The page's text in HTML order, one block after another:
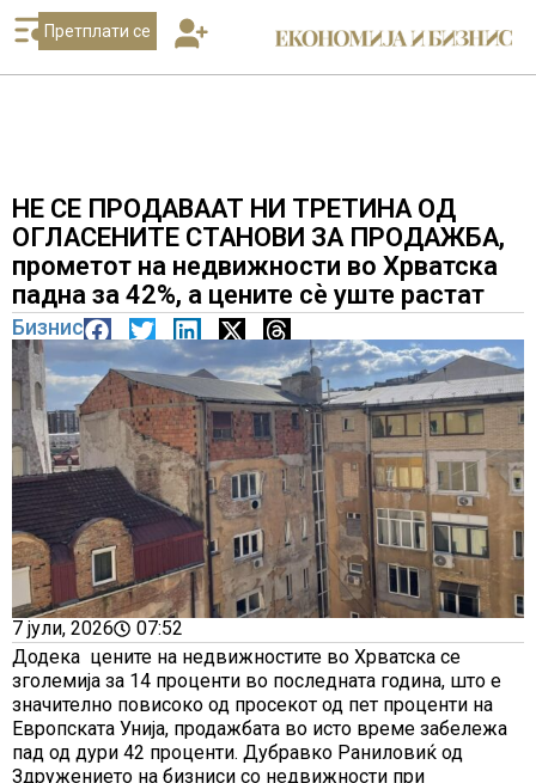
Претплати се
НЕ СЕ ПРОДАВААТ НИ ТРЕТИНА ОД
ОГЛАСЕНИТЕ СТАНОВИ ЗА ПРОДАЖБА,
прометот на недвижности во Хрватска
падна за 42%, а цените сè уште растат
Бизнис
7 јули, 2026
07:52
Додека цените на недвижностите во Хрватска се
зголемија за 14 проценти во последната година, што е
значително повисоко од просекот од пет проценти на
Европската Унија, продажбата во исто време забележа
пад од дури 42 проценти. Дубравко Раниловиќ од
Здружението на бизниси со недвижности при